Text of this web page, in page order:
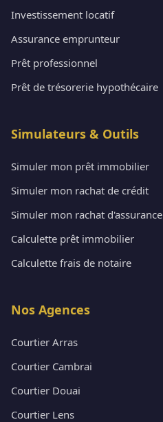
Investissement locatif
Assurance emprunteur
Prêt professionnel
Prêt de trésorerie hypothécaire
Simulateurs & Outils
Simuler mon prêt immobilier
Simuler mon rachat de crédit
Simuler mon rachat d'assurance
Calculette prêt immobilier
Calculette frais de notaire
Nos Agences
Courtier Arras
Courtier Cambrai
Courtier Douai
Courtier Lens